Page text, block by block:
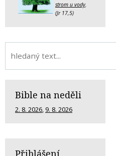
strom u vody.
(Jr 17,5)
Bible na neděli
2. 8. 2026, 9. 8. 2026
Přihlášení